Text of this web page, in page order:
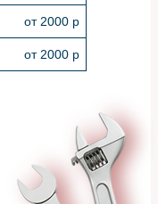
от 2000 р
от 2000 р